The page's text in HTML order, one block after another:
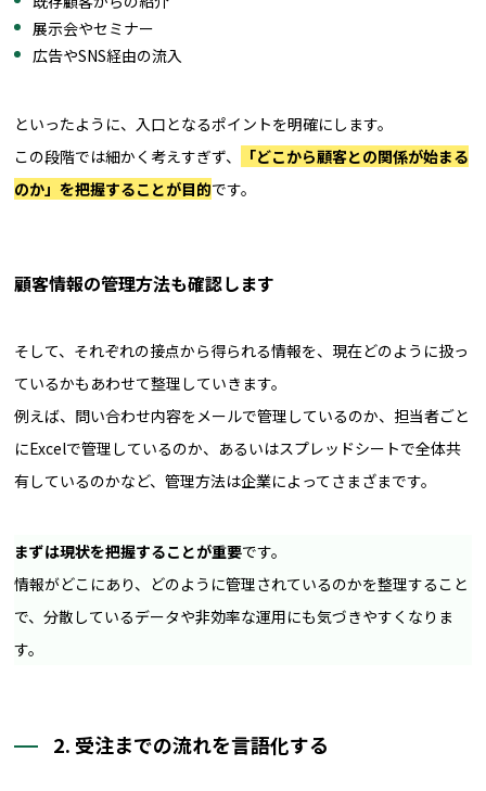
展示会やセミナー
広告やSNS経由の流入
といったように、入口となるポイントを明確にします。
この段階では細かく考えすぎず、
「どこから顧客との関係が始まる
のか」を把握することが目的です。
顧客情報の管理方法も確認します
そして、それぞれの接点から得られる情報を、現在どのように扱っ
ているかもあわせて整理していきます。
例えば、問い合わせ内容をメールで管理しているのか、担当者ごと
にExcelで管理しているのか、あるいはスプレッドシートで全体共
有しているのかなど、管理方法は企業によってさまざまです。
まずは現状を把握することが重要です。
情報がどこにあり、どのように管理されているのかを整理すること
で、分散しているデータや非効率な運用にも気づきやすくなりま
す。
2. 受注までの流れを言語化する